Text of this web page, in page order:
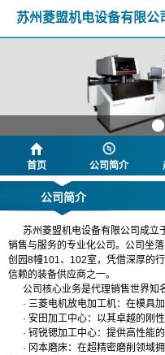
苏州菱盟机电设备有限公
首页 公司简介
公司简介
苏州菱盟机电设备有限公司成立
销售与服务的专业化公司。公司坐
创园8幢101、102室，凭借深厚的
信赖的装备供应商之一。
公司核心业务是代理销售世界知
· 三菱电机放电加工机：在模具加
· 安田加工中心：以其卓越的刚性
· 钶锐锶加工中心：提供高性能的
· 冈本磨床：在超精密磨削领域